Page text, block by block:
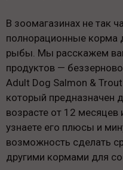
В зоомагазинах не так
полнорационные корма
рыбы. Мы расскажем
продуктов —
Adult Dog Salmon &
который предназначен
возрасте от 12
узнаете его плюсы и
возможность сделать
другими кормами для